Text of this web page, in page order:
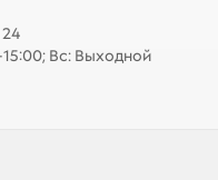
Вс: Выходной